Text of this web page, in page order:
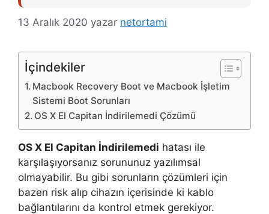
13 Aralık 2020 yazar netortami
İçindekiler
Macbook Recovery Boot ve Macbook İşletim
Sistemi Boot Sorunları
OS X El Capitan İndirilemedi Çözümü
OS X El Capitan İndirilemedi hatası ile
karşılaşıyorsanız sorununuz yazılımsal
olmayabilir. Bu gibi sorunların çözümleri için
bazen risk alıp cihazın içerisinde ki kablo
bağlantılarını da kontrol etmek gerekiyor.